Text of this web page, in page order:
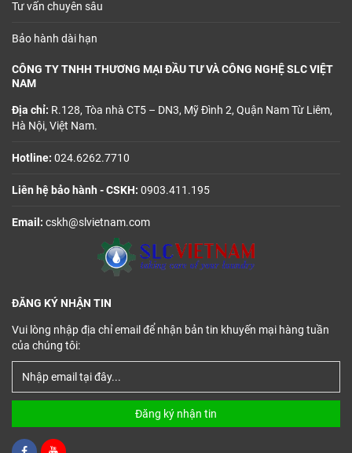
Tư vấn chuyên sâu
Bảo hành dài hạn
CÔNG TY TNHH THƯƠNG MẠI ĐẦU TƯ VÀ CÔNG NGHỆ SLC VIỆT
NAM
Địa chỉ: R.128, Tòa nhà CT5 – DN3, Mỹ Đình 2, Quận Nam Từ Liêm,
Hà Nội, Việt Nam.
Hotline: 024.6262.7710
Liên hệ bảo hành - CSKH: 0903.411.195
Email: cskh@slvietnam.com
ĐĂNG KÝ NHẬN TIN
Vui lòng nhập địa chỉ email để nhận bản tin khuyến mại hàng tuần
của chúng tôi:
Đăng ký nhận tin